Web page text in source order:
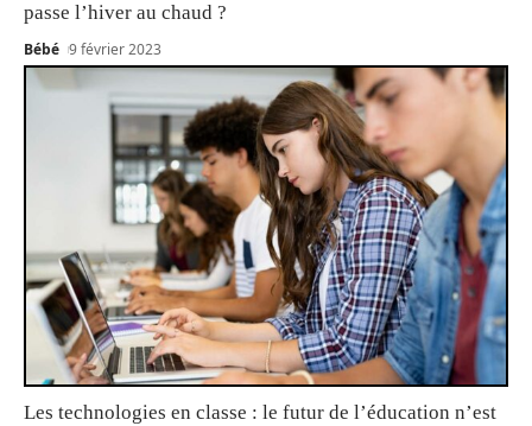
passe l’hiver au chaud ?
Bébé 9 février 2023
Les technologies en classe : le futur de l’éducation n’est